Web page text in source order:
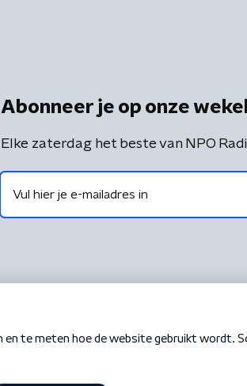
Abonneer je op onze
Elke zaterdag het beste van NPO